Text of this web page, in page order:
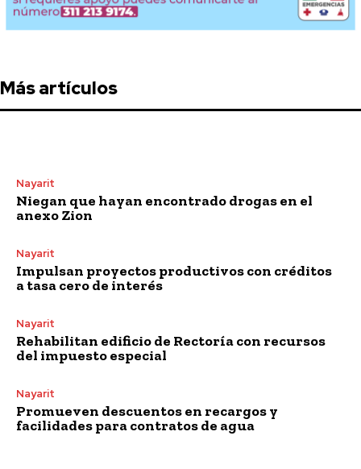
Más artículos
Nayarit
Niegan que hayan encontrado drogas en el
anexo Zion
Nayarit
Impulsan proyectos productivos con créditos
a tasa cero de interés
Nayarit
Rehabilitan edificio de Rectoría con recursos
del impuesto especial
Nayarit
Promueven descuentos en recargos y
facilidades para contratos de agua